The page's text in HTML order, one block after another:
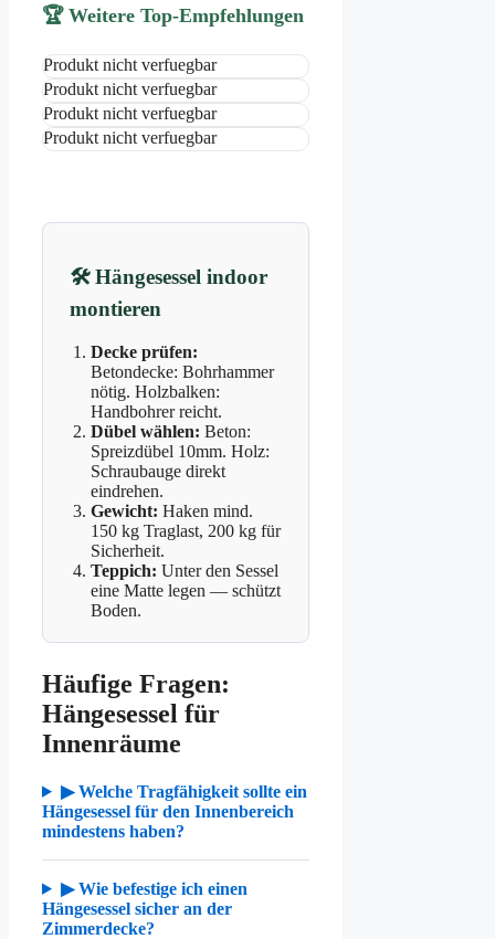
🏆 Weitere Top-Empfehlungen
Produkt nicht verfuegbar
Produkt nicht verfuegbar
Produkt nicht verfuegbar
Produkt nicht verfuegbar
🛠️Hängesessel indoor
montieren
Decke prüfen:
Betondecke: Bohrhammer
nötig. Holzbalken:
Handbohrer reicht.
Dübel wählen: Beton:
Spreizdübel 10mm. Holz:
Schraubauge direkt
eindrehen.
Gewicht: Haken mind.
150 kg Traglast, 200 kg für
Sicherheit.
Teppich: Unter den Sessel
eine Matte legen — schützt
Boden.
Häufige Fragen:
Hängesessel für
Innenräume
▶ Welche Tragfähigkeit sollte ein
Hängesessel für den Innenbereich
mindestens haben?
▶ Wie befestige ich einen
Hängesessel sicher an der
Zimmerdecke?